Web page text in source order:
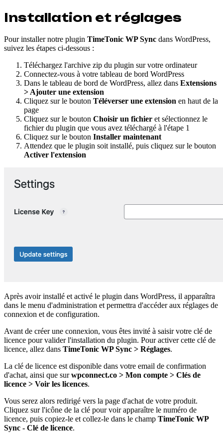
Installation et réglages
Pour installer notre plugin TimeTonic WP Sync dans WordPress,
suivez les étapes ci-dessous :
Téléchargez l'archive zip du plugin sur votre ordinateur
Connectez-vous à votre tableau de bord WordPress
Dans le tableau de bord de WordPress, allez dans Extensions
> Ajouter une extension
Cliquez sur le bouton Téléverser une extension en haut de la
page
Cliquez sur le bouton Choisir un fichier et sélectionnez le
fichier du plugin que vous avez téléchargé à l'étape 1
Cliquez sur le bouton Installer maintenant
Attendez que le plugin soit installé, puis cliquez sur le bouton
Activer l'extension
Après avoir installé et activé le plugin dans WordPress, il apparaîtra
dans le menu d'administration et permettra d'accéder aux réglages de
connexion et de configuration.
Avant de créer une connexion, vous êtes invité à saisir votre clé de
licence pour valider l'installation du plugin. Pour activer cette clé de
licence, allez dans TimeTonic WP Sync > Réglages.
La clé de licence est disponible dans votre email de confirmation
d'achat, ainsi que surwpconnect.co > Mon compte > Clés de
licence > Voir les licences.
Vous serez alors redirigé vers la page d'achat de votre produit.
Cliquez sur l'icône de la clé pour voir apparaître le numéro de
licence, puis copiez-le et collez-le dans le champ TimeTonic WP
Sync - Clé de licence.